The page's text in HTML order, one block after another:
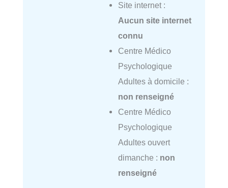
Site internet :
Aucun site internet
connu
Centre Médico
Psychologique
Adultes à domicile :
non renseigné
Centre Médico
Psychologique
Adultes ouvert
dimanche : non
renseigné